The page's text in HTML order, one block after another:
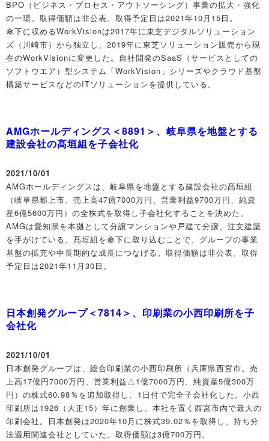
BPO（ビジネス・プロセス・アウトソーシング）事業の拡大・強化
の一環。取得価額は非公表。取得予定日は2021年10月15日。
傘下に収めるWorkVisionは2017年に東芝デジタルソリューション
ズ（川崎市）から独立し、2019年に東芝ソリューション販売から現
在のWorkVisionに変更した。自社開発のSaaS（サービスとしての
ソフトウエア）型システム「WorkVision」シリーズやクラウド基盤
構築サービスなどのITソリューションを提供している。
AMGホールディングス＜8891＞、岐阜県を地盤とする
建設会社の髙垣組を子会社化
2021/10/01
AMGホールディングスは、岐阜県を地盤とする建設会社の髙垣組
（岐阜県郡上市。売上高47億7000万円、営業利益9700万円、純資
産6億5600万円）の全株式を取得し子会社化することを決めた。
AMGは愛知県を本拠として分譲マンションや戸建て分譲、注文建築
を手がけている。髙垣組を傘下に取り込むことで、グループの事業
基盤の拡充や中長期的な成長につなげる。取得価額は非公表。取得
予定日は2021年11月30日。
日本創発グループ＜7814＞、印刷業の小西印刷所を子
会社化
2021/10/01
日本創発グループは、総合印刷業の小西印刷所（兵庫県西宮市。売
上高17億円7000万円、営業利益△1億7000万円、純資産5億300万
円）の株式60.98％を追加取得し、1日付で完全子会社化した。小西
印刷所は1926（大正15）年に創業し、本社を置く西宮市内で最大の
印刷会社。日本創発は2020年10月に株式39.02％を取得し、持ち分
法適用関連会社としていた。取得価額は3億700万円。